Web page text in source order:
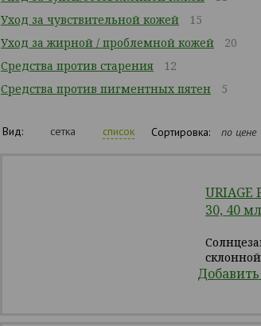
Уход за чувствительной кожей
15
Уход за жирной / проблемной кожей
20
Средства против старения
12
Средства против пигментных пятен
5
Вид: сетка список Сортировка: по цене
30, 40 мл